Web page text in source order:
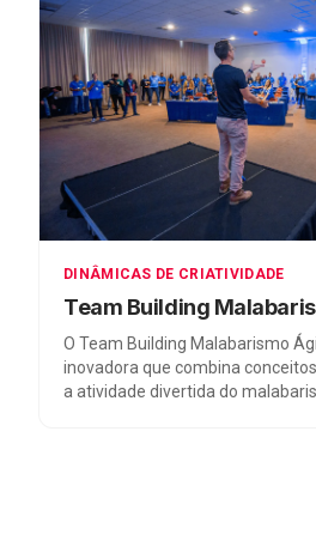
DINÂMICAS DE CRIATIVIDADE
Team Building
O Team Building Malabarismo
inovadora que combina
a atividade divertida do